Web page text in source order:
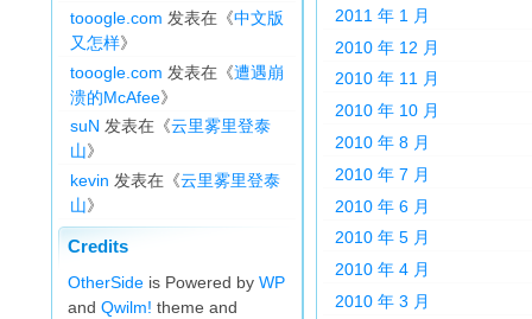
tooogle.com 发表在《中文版
又怎样》
tooogle.com 发表在《遭遇崩
溃的McAfee》
suN 发表在《云里雾里登泰
山》
kevin 发表在《云里雾里登泰
山》
Credits
OtherSide is Powered by WP
and Qwilm! theme and
2011 年 1 月
2010 年 12 月
2010 年 11 月
2010 年 10 月
2010 年 8 月
2010 年 7 月
2010 年 6 月
2010 年 5 月
2010 年 4 月
2010 年 3 月